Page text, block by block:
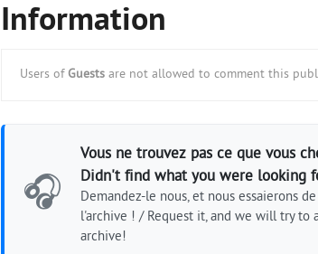
Information
Users of Guests are not allowed to comment this
🎧
Vous ne trouvez pas ce que vous
Didn't find what you were looking
Demandez-le nous, et nous essaierons
l'archive ! / Request it, and we will try to
archive!